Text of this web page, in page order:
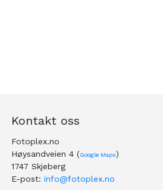
Kontakt oss
Fotoplex.no
Høysandveien 4 (Google Maps)
1747 Skjeberg
E-post:info@fotoplex.no